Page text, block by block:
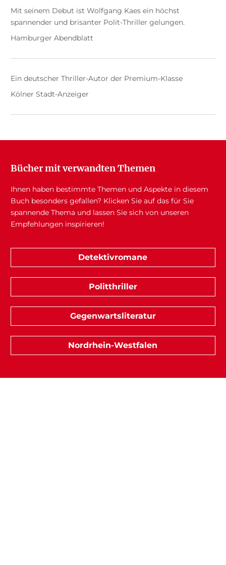
Mit seinem Debut ist Wolfgang Kaes ein höchst
spannender und brisanter Polit-Thriller gelungen.
Hamburger Abendblatt
Ein deutscher Thriller-Autor der Premium-Klasse
Kölner Stadt-Anzeiger
Bücher mit verwandten Themen
Ihnen haben bestimmte Themen und Aspekte in diesem
Buch besonders gefallen? Klicken Sie auf das für Sie
spannende Thema und lassen Sie sich von unseren
Empfehlungen inspirieren!
Detektivromane
Politthriller
Gegenwartsliteratur
Nordrhein-Westfalen